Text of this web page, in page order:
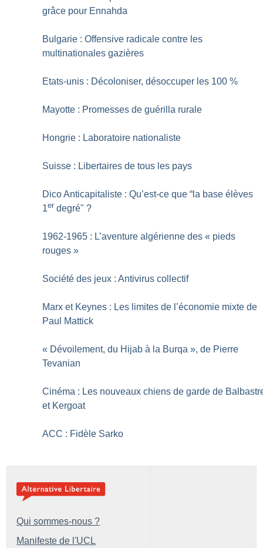
grâce pour Ennahda
Bulgarie : Offensive radicale contre les
multinationales gazières
Etats-unis : Décoloniser, désoccuper les 100 %
Mayotte : Promesses de guérilla rurale
Hongrie : Laboratoire nationaliste
Suisse : Libertaires de tous les pays
Dico Anticapitaliste : Qu’est-ce que “la base élèves
1er degré" ?
1962-1965 : L’aventure algérienne des « pieds
rouges »
Société des jeux : Antivirus collectif
Marx et Keynes : Les limites de l’économie mixte de
Paul Mattick
« Dévoilement, du Hijab à la Burqa », de Pierre
Tevanian
Cinéma : Les nouveaux chiens de garde de
et Kergoat
ACC : Fidèle Sarko
Qui sommes-nous ?
Manifeste de l'UCL